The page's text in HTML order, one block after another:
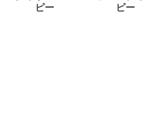
ピー
ピー